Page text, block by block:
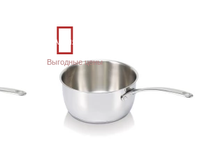
Акция
Выгодные цены